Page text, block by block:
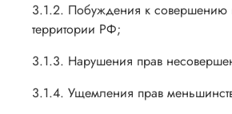
3.1.2. Побуждения к совершению
территории РФ;
3.1.3. Нарушения прав
3.1.4. Ущемления прав